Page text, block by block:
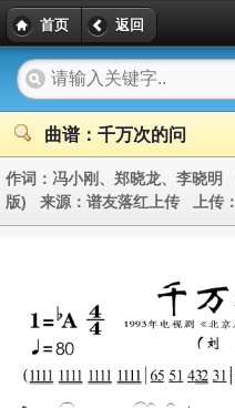
首页 返回
曲谱：千万次的问
作词： 冯小刚、郑晓龙、李晓明
版) 来源： 谱友落红上传 上传：